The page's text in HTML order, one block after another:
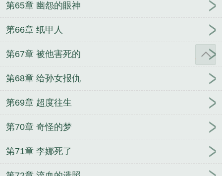
第65章 幽怨的眼神
第66章 纸甲人
第67章 被他害死的
第68章 给孙女报仇
第69章 超度往生
第70章 奇怪的梦
第71章 李娜死了